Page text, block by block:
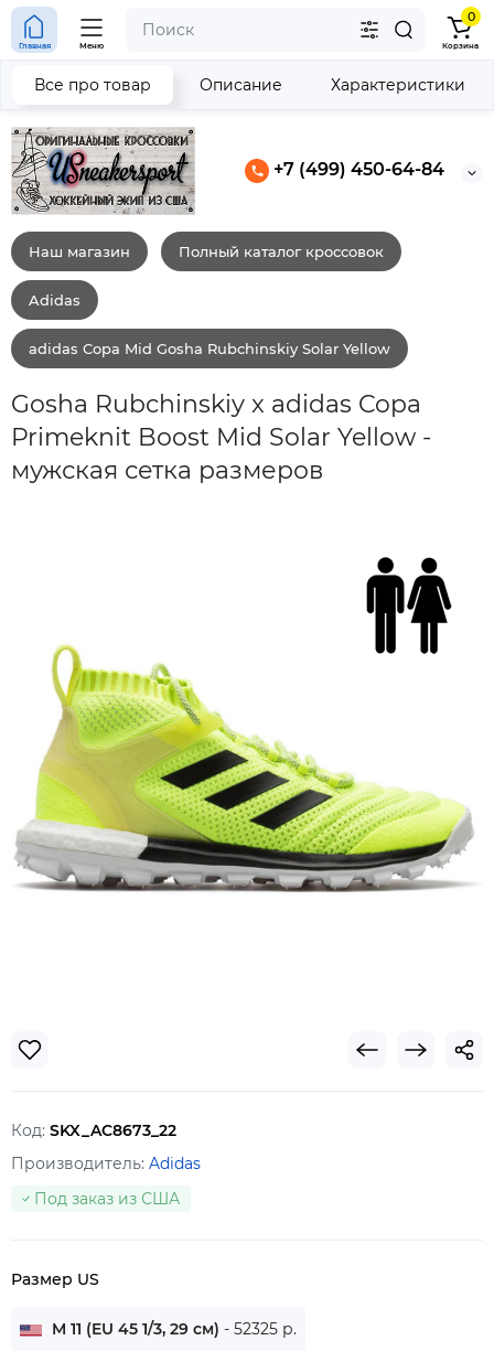
+7 (499) 450-64-84
Главная Меню
0
Корзина
Наш магазин Полный каталог кроссовок
Adidas
adidas Copa Mid Gosha Rubchinskiy Solar Yellow
Gosha Rubchinskiy x adidas Copa
Primeknit Boost Mid Solar Yellow -
мужская сетка размеров
Все про товар Описание Характеристики
Код: SKX_AC8673_22
Производитель: Adidas
Под заказ из США
Размер US
M 11 (EU 45 1/3, 29 см) - 52325 р.